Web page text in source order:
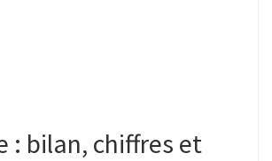
: bilan, chiffres et